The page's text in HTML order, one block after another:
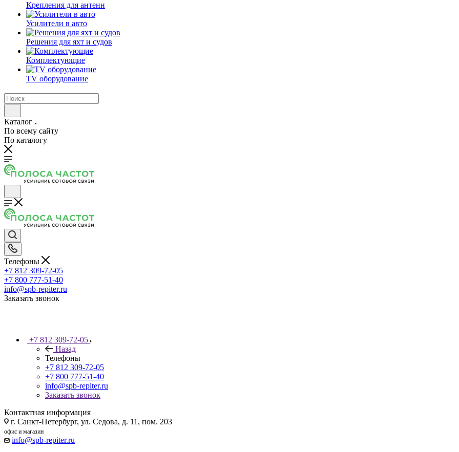
Крепления для антенн
Усилители в авто
Решения для яхт и судов
Комплектующие
TV оборудование
Каталог
По всему сайту
По каталогу
Телефоны
+7 812 309-72-05
+7 800 777-51-40
info@spb-repiter.ru
Заказать звонок
+7 812 309-72-05
Назад
Телефоны
+7 812 309-72-05
+7 800 777-51-40
info@spb-repiter.ru
Заказать звонок
Контактная информация
г. Санкт-Петербург, ул. Седова, д. 11, пом. 203
офис и магазин
info@spb-repiter.ru